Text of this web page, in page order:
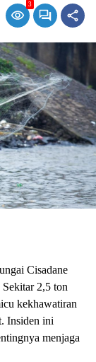
3
Cisadane
Sekitar 2,5 ton
kekhawatiran
Insiden ini
menjaga